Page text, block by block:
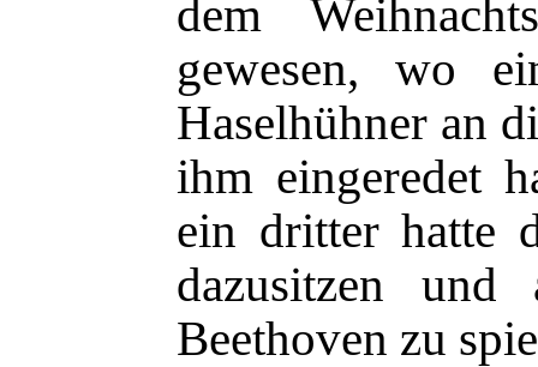
dem
gewesen, wo
Haselhühner an
ihm eingeredet
ein dritter hatte
dazusitzen und
Beethoven zu